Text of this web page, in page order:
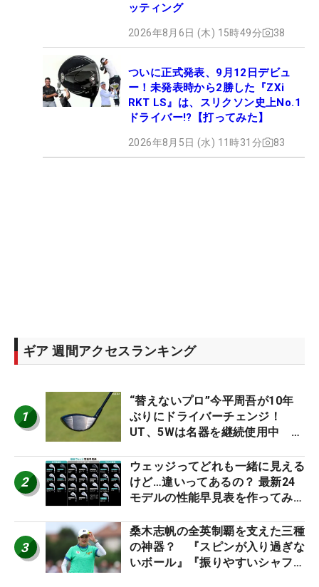
ッティング
2026年8月6日 (木) 15時49分 38
ついに正式発表、9月12日デビュ
ー！未発表時から2勝した『ZXi
RKT LS』は、スリクソン史上No.1
ドライバー!?【打ってみた】
2026年8月5日 (水) 11時31分 83
ギア 週間アクセスランキング
1
“替えないプロ”今平周吾が10年
ぶりにドライバーチェンジ！
UT、5Wは名器を継続使用中 #
2
ウェッジってどれも一緒に見える
けど…違いってあるの？ 最新24
モデルの性能早見表を作ってみ
3
桑木志帆の全英制覇を支えた三種
の神器？ 『スピンが入り過ぎな
いボール』『振りやすいシャフ